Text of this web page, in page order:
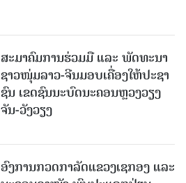
ສະມາຄົມການຮ່ວມມື ແລະ ພັດທະນາ
ຊາວໜຸ່ມລາວ-ຈີນມອບ​ເຄື່ອງ​ໃຫ້​ປະ​ຊາ​
ຊົນ ​ເຂດ​ຊົນ​ນະ​ບົດນະ​ຄອນຫຼວງວຽງ​
ຈັນ-ວັງ​ວຽງ
ອົງການກວດກາລັດແຂວງເຊກອງ ແລະ